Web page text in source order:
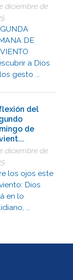
diciembre de
DE
a Dios
gesto ...
del
de
diciembre de
los ojos este
Dios
en lo
...